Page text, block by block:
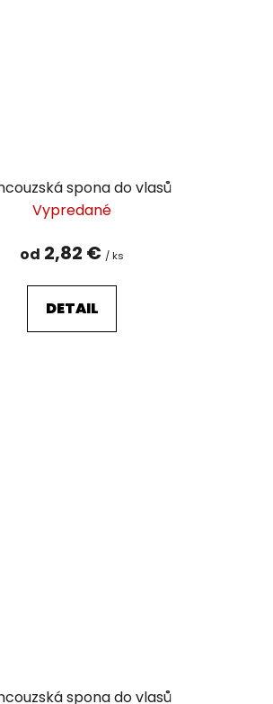
spona do vlasů
Vypredané
od 2,82 € / ks
DETAIL
spona do vlasů